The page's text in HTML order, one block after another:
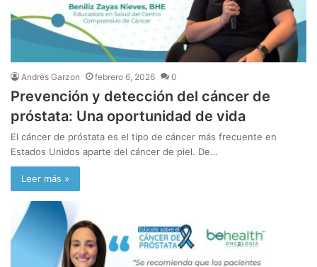
Andrés Garzon febrero 6, 2026 0
Prevención y detección del cáncer de
próstata: Una oportunidad de vida
El cáncer de próstata es el tipo de cáncer más frecuente en
Estados Unidos aparte del cáncer de piel. De…
Leer más »